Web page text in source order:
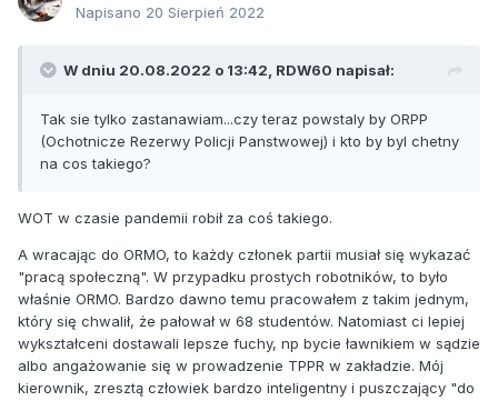
Napisano 20 Sierpień 2022
W dniu 20.08.2022 o 13:42, RDW60 napisał:
Tak sie tylko zastanawiam...czy teraz powstaly by ORPP
(Ochotnicze Rezerwy Policji Panstwowej) i kto by byl chetny
na cos takiego?
WOT w czasie pandemii robił za coś takiego.
A wracając do ORMO, to każdy członek partii musiał się wykazać
"pracą społeczną". W przypadku prostych robotników, to było
właśnie ORMO. Bardzo dawno temu pracowałem z takim jednym,
który się chwalił, że pałował w 68 studentów. Natomiast ci lepiej
wykształceni dostawali lepsze fuchy, np bycie ławnikiem w sądzie
albo angażowanie się w prowadzenie TPPR w zakładzie. Mój
kierownik, zresztą człowiek bardzo inteligentny i puszczający "do